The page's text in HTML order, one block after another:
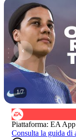
1/7
Piattaforma: EA App
Consulta la guida di